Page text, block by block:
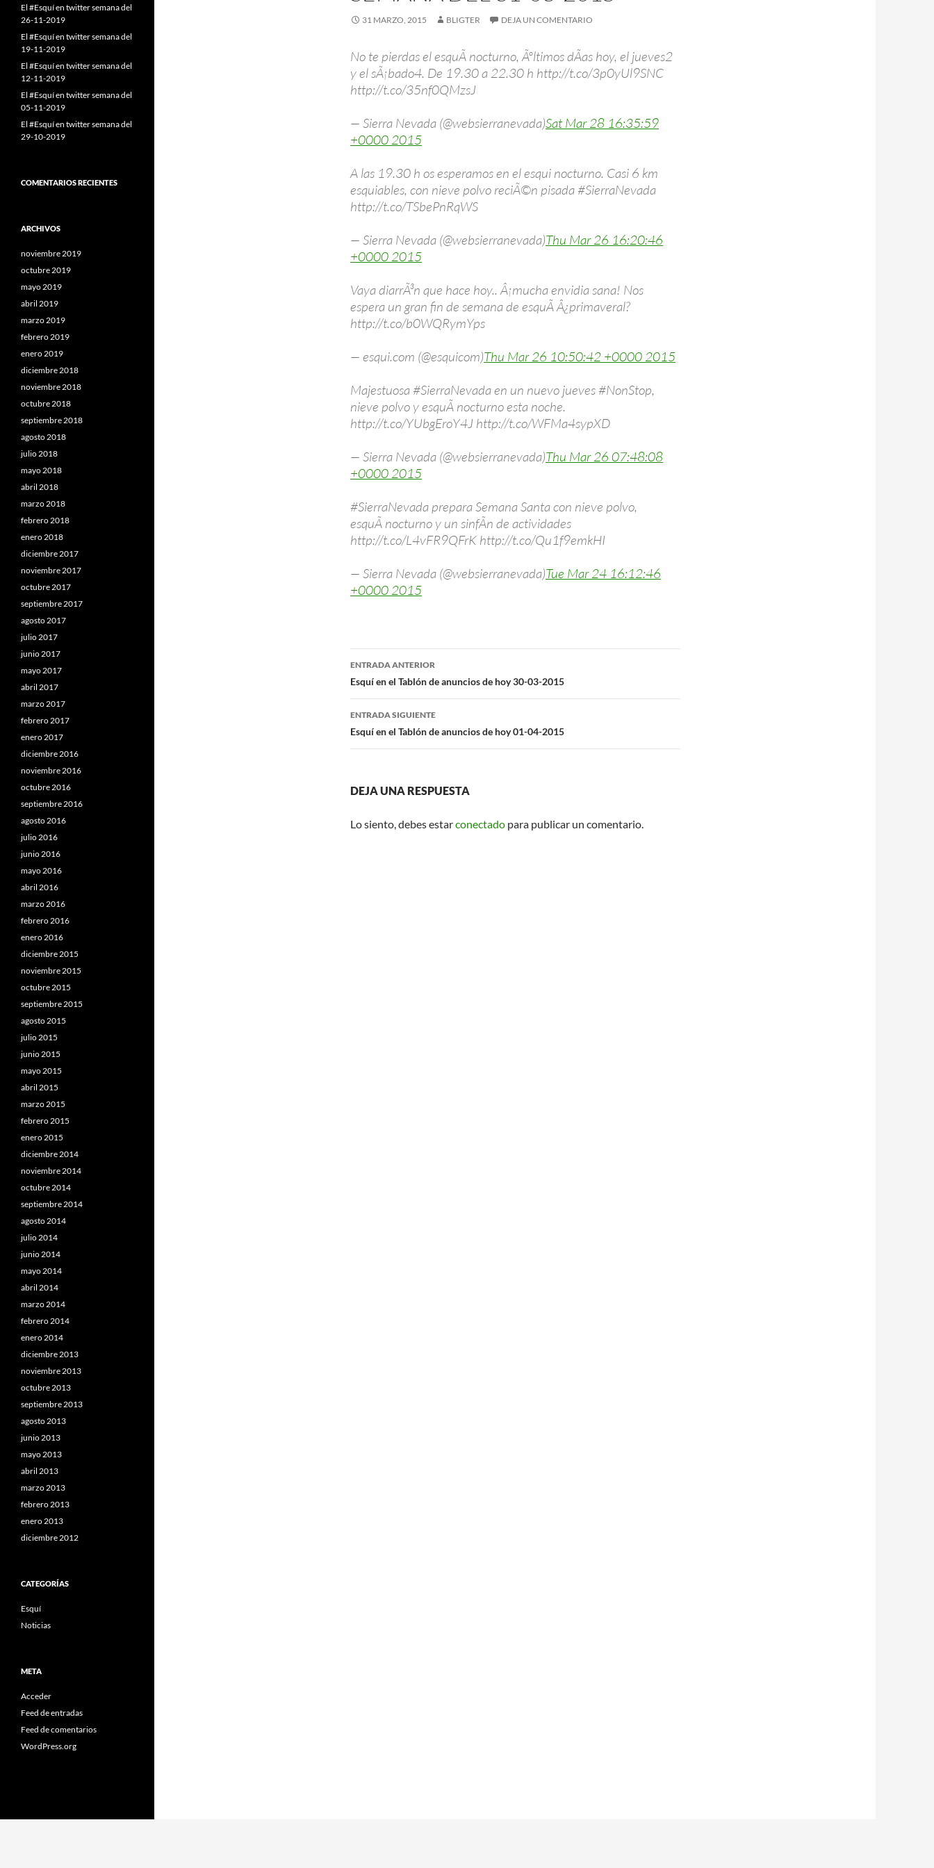
31 MARZO, 2015 BLIGTER DEJA UN COMENTARIO
No te pierdas el esquÃ­ nocturno, Ãºltimos dÃ­as hoy, el jueves2
y el sÃ¡bado4. De 19.30 a 22.30 h http://t.co/3p0yUl9SNC
http://t.co/35nf0QMzsJ
— Sierra Nevada (@websierranevada)Sat Mar 28 16:35:59
+0000 2015
A las 19.30 h os esperamos en el esqui nocturno. Casi 6 km
esquiables, con nieve polvo reciÃ©n pisada #SierraNevada
http://t.co/TSbePnRqWS
— Sierra Nevada (@websierranevada)Thu Mar 26 16:20:46
+0000 2015
Vaya diarrÃ³n que hace hoy.. Â¡mucha envidia sana! Nos
espera un gran fin de semana de esquÃ­ Â¿primaveral?
http://t.co/b0WQRymYps
— esqui.com (@esquicom)Thu Mar 26 10:50:42 +0000 2015
Majestuosa #SierraNevada en un nuevo jueves #NonStop,
nieve polvo y esquÃ­ nocturno esta noche.
http://t.co/YUbgEroY4J http://t.co/WFMa4sypXD
— Sierra Nevada (@websierranevada)Thu Mar 26 07:48:08
+0000 2015
#SierraNevada prepara Semana Santa con nieve polvo,
esquÃ­ nocturno y un sinfÃ­n de actividades
http://t.co/L4vFR9QFrK http://t.co/Qu1f9emkHI
— Sierra Nevada (@websierranevada)Tue Mar 24 16:12:46
+0000 2015
Navegación
de
entradas
ENTRADA ANTERIOR
Esquí en el Tablón de anuncios de hoy 30-03-2015
ENTRADA SIGUIENTE
Esquí en el Tablón de anuncios de hoy 01-04-2015
DEJA UNA RESPUESTA
Lo siento, debes estarconectado para publicar un comentario.
El #Esquí en twitter semana del
26-11-2019
El #Esquí en twitter semana del
19-11-2019
El #Esquí en twitter semana del
12-11-2019
El #Esquí en twitter semana del
05-11-2019
El #Esquí en twitter semana del
29-10-2019
COMENTARIOS RECIENTES
ARCHIVOS
noviembre 2019
octubre 2019
mayo 2019
abril 2019
marzo 2019
febrero 2019
enero 2019
diciembre 2018
noviembre 2018
octubre 2018
septiembre 2018
agosto 2018
julio 2018
mayo 2018
abril 2018
marzo 2018
febrero 2018
enero 2018
diciembre 2017
noviembre 2017
octubre 2017
septiembre 2017
agosto 2017
julio 2017
junio 2017
mayo 2017
abril 2017
marzo 2017
febrero 2017
enero 2017
diciembre 2016
noviembre 2016
octubre 2016
septiembre 2016
agosto 2016
julio 2016
junio 2016
mayo 2016
abril 2016
marzo 2016
febrero 2016
enero 2016
diciembre 2015
noviembre 2015
octubre 2015
septiembre 2015
agosto 2015
julio 2015
junio 2015
mayo 2015
abril 2015
marzo 2015
febrero 2015
enero 2015
diciembre 2014
noviembre 2014
octubre 2014
septiembre 2014
agosto 2014
julio 2014
junio 2014
mayo 2014
abril 2014
marzo 2014
febrero 2014
enero 2014
diciembre 2013
noviembre 2013
octubre 2013
septiembre 2013
agosto 2013
junio 2013
mayo 2013
abril 2013
marzo 2013
febrero 2013
enero 2013
diciembre 2012
CATEGORÍAS
Esquí
Noticias
META
Acceder
Feed de entradas
Feed de comentarios
WordPress.org